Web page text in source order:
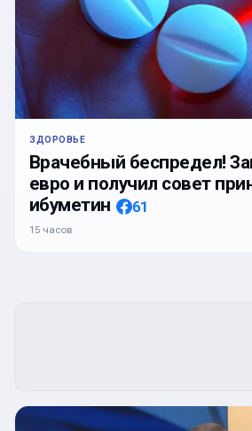
ЗДОРОВЬЕ
Врачебный беспредел!
евро и получил совет
ибуметин
61
15 часов